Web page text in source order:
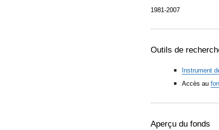
1981-2007
Outils de
Instrument
Accès au
Aperçu du fonds